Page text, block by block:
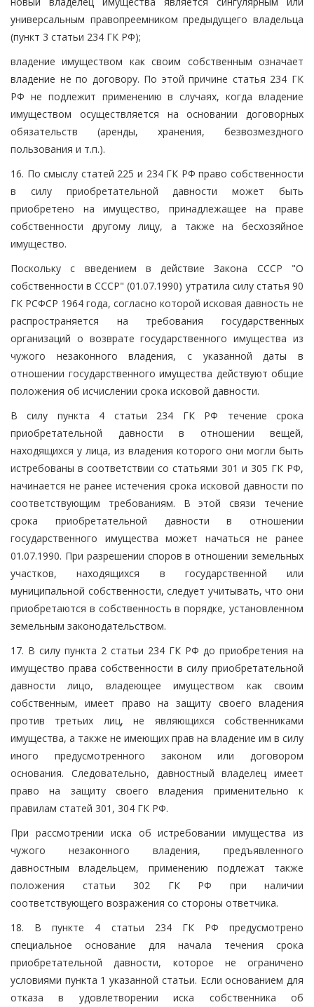
универсальным правопреемником предыдущего владельца
(пункт 3 статьи 234 ГК РФ);
владение имуществом как своим собственным означает
владение не по договору. По этой причине статья 234 ГК
РФ не подлежит применению в случаях, когда владение
имуществом осуществляется на основании договорных
обязательств (аренды, хранения, безвозмездного
пользования и т.п.).
16. По смыслу статей 225 и 234 ГК РФ право собственности
в силу приобретательной давности может быть
приобретено на имущество, принадлежащее на праве
собственности другому лицу, а также на бесхозяйное
имущество.
Поскольку с введением в действие Закона СССР "О
собственности в СССР" (01.07.1990) утратила силу статья 90
ГК РСФСР 1964 года, согласно которой исковая давность не
распространяется на требования государственных
организаций о возврате государственного имущества из
чужого незаконного владения, с указанной даты в
отношении государственного имущества действуют общие
положения об исчислении срока исковой давности.
В силу пункта 4 статьи 234 ГК РФ течение срока
приобретательной давности в отношении вещей,
находящихся у лица, из владения которого они могли быть
истребованы в соответствии со статьями 301 и 305 ГК РФ,
начинается не ранее истечения срока исковой давности по
соответствующим требованиям. В этой связи течение
срока приобретательной давности в отношении
государственного имущества может начаться не ранее
01.07.1990. При разрешении споров в отношении земельных
участков, находящихся в государственной или
муниципальной собственности, следует учитывать, что они
приобретаются в собственность в порядке, установленном
земельным законодательством.
17. В силу пункта 2 статьи 234 ГК РФ до приобретения на
имущество права собственности в силу приобретательной
давности лицо, владеющее имуществом как своим
собственным, имеет право на защиту своего владения
против третьих лиц, не являющихся собственниками
имущества, а также не имеющих прав на владение им в силу
иного предусмотренного законом или договором
основания. Следовательно, давностный владелец имеет
право на защиту своего владения применительно к
правилам статей 301, 304 ГК РФ.
При рассмотрении иска об истребовании имущества из
чужого незаконного владения, предъявленного
давностным владельцем, применению подлежат также
положения статьи 302 ГК РФ при наличии
соответствующего возражения со стороны ответчика.
18. В пункте 4 статьи 234 ГК РФ предусмотрено
специальное основание для начала течения срока
приобретательной давности, которое не ограничено
условиями пункта 1 указанной статьи. Если основанием для
отказа в удовлетворении иска собственника об